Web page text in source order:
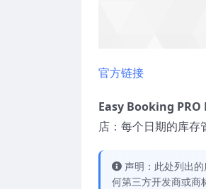
官方链接
Easy Booking
店：每个日期的库存
声明：此处列出
何第三方开发商或商